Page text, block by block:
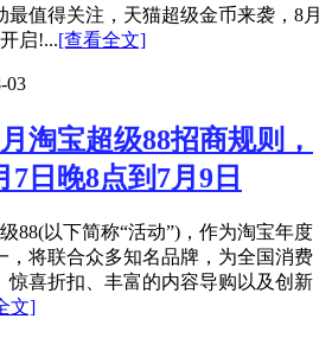
最值得关注，天猫超级金币来袭，8月
启!...[查看全文]
03
淘宝超级88招商规则，
7日晚8点到7月9日
88(以下简称“活动”)，作为淘宝年度
，将联合众多知名品牌，为全国消费
惊喜折扣、丰富的内容导购以及创新
文]